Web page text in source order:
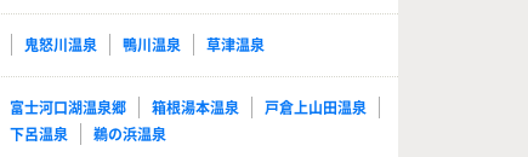
鬼怒川温泉 鴨川温泉 草津温泉
富士河口湖温泉郷 箱根湯本温泉
戸倉上山田温泉
下呂温泉 鵜の浜温泉